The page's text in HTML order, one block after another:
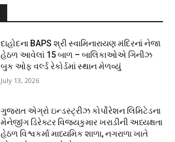
દાહોદના BAPS શ્રી સ્વામિનારાયણ મંદિરનાં નેજા
હેઠળ આવેલાં 15 બાળ – બાલિકાઓએ ગિનીઝ
બુક ઓફ વર્લ્ડ રેકોર્ડમાં સ્થાન મેળવ્યું
July 13, 2026
ગુજરાત એગ્રો ઇન્ડસ્ટ્રીઝ કોર્પોરેશન લિમિટેડના
મેનેજીંગ ડિરેક્ટર વિજયકુમાર ખરાડીની અધ્યક્ષતા
હેઠળ વિશ્વકર્મા માધ્યમિક શાળા, નગરાળા ખાતે